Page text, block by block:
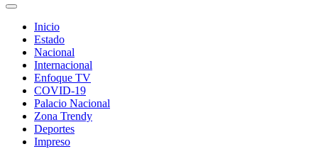
Inicio
Estado
Nacional
Internacional
Enfoque TV
COVID-19
Palacio Nacional
Zona Trendy
Deportes
Impreso